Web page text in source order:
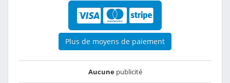
Plus de moyens de paiement
Aucunepublicité